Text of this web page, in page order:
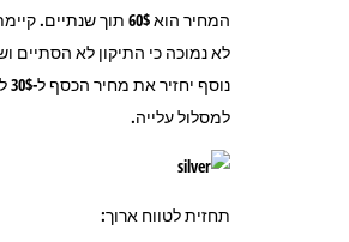
המחיר הוא 60$ תוך
לא נמוכה כי התיקון לא הסתיים
למסלול עלייה.
תחזית לטווח ארוך: